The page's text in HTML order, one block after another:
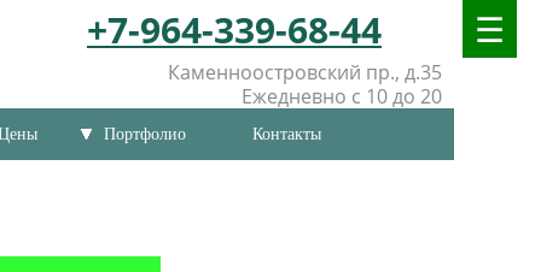
+7-964-339-68-44
Каменноостровский пр., д.35
Ежедневно с 10 до 20
Портфолио Контакты